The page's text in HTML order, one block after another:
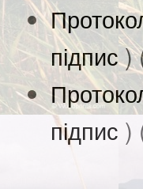
підпис)
підпис )